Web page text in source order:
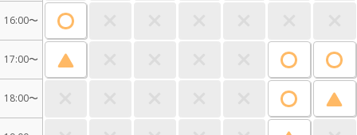
16:00〜
17:00〜
18:00〜